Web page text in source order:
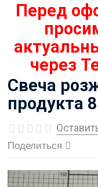
Перед
через
Свеча
продукта
Поделиться